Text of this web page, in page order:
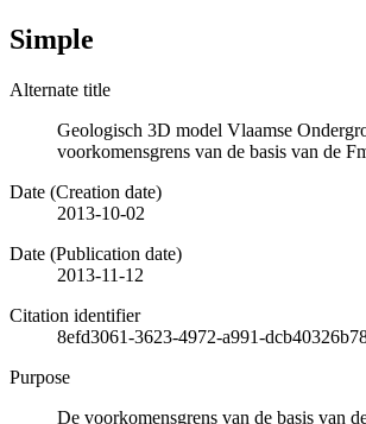
Simple
Alternate title
Geologisch 3D model Vlaamse
voorkomensgrens van de basis van de
Date (Creation date)
2013-10-02
Date (Publication date)
2013-11-12
Citation identifier
8efd3061-3623-4972-a991-
Purpose
De voorkomensgrens van de basis van